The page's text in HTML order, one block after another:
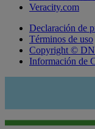
Veracity.com
Declaración de
Términos de uso
Copyright ©
Información de